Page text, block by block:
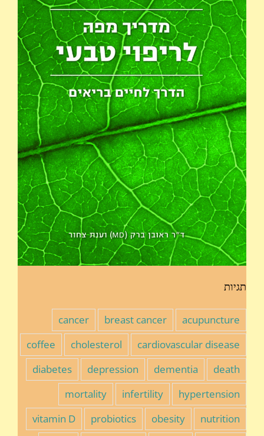
תגיות
acupuncture
breast cancer
cancer
cardiovascular disease
cholesterol
coffee
death
dementia
depression
diabetes
hypertension
infertility
mortality
nutrition
obesity
probiotics
vitamin D